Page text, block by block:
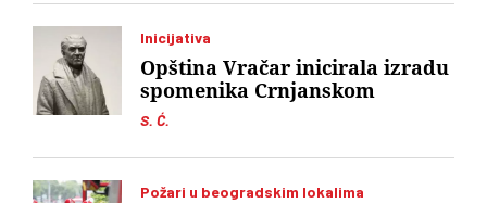
Inicijativa
S. Ć.
Opština Vračar inicirala izradu
spomenika Crnjanskom
Požari u beogradskim lokalima